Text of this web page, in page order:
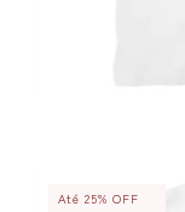
Até 25% OFF